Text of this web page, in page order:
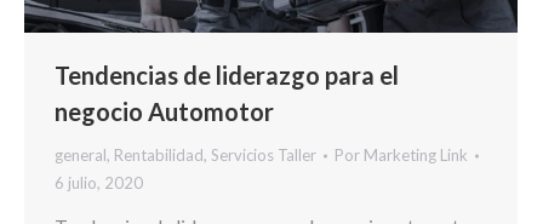
Tendencias de liderazgo para el
negocio Automotor
general, Rentabilidad, Servicios Taller Por Marketing Link
6 julio, 2020